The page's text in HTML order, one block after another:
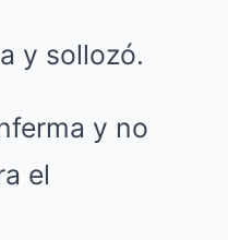
y sollozó.
y no
el